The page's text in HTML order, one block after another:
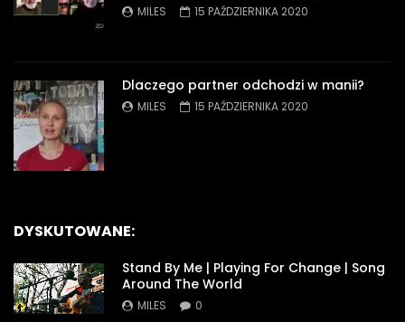
MILES 15 PAŹDZIERNIKA 2020
Dlaczego partner odchodzi w manii?
MILES 15 PAŹDZIERNIKA 2020
DYSKUTOWANE:
Stand By Me | Playing For Change | Song
Around The World
MILES 0